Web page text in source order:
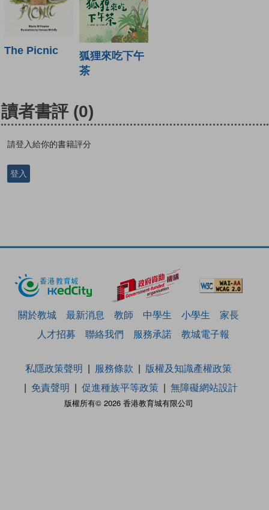
The Picnic
狐狸來吃下午
茶
讀者書評 (0)
請登入給你的書籍評分
登入
關於教城 最新消息 教師 中學生 小學生
家長
人才招募
聯絡我們 服務承諾 教城電子報
版權所有© 2026 香港教育城有限公司
私隱政策聲明 服務條款
版權及知識產權政策
免責聲明
促進種族平等政策 無障礙網站設計